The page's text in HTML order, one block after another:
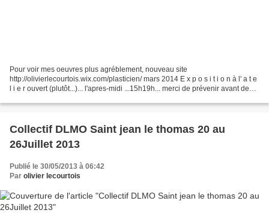
Pour voir mes oeuvres plus agréblement, nouveau site
http://olivierlecourtois.wix.com/plasticien/ mars 2014 E x p o s i t i o n à l' a t e
l i e r ouvert (plutôt...)... l'apres-midi ...15h19h... merci de prévenir avant de
Collectif DLMO Saint jean le thomas 20 au
26Juillet 2013
Publié le 30/05/2013 à 06:42
Par olivier lecourtois